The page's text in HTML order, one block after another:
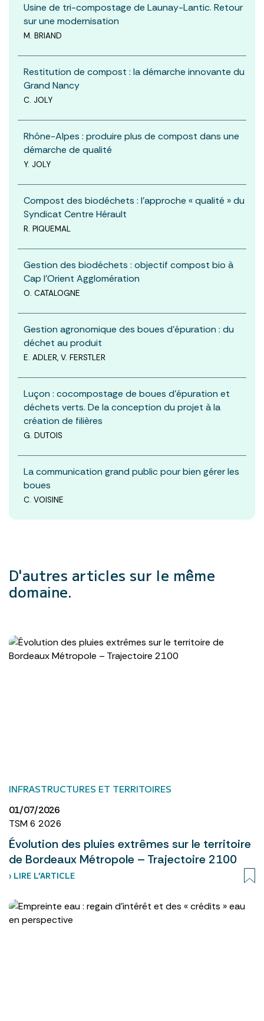
Usine de tri-compostage de Launay-Lantic. Retour
sur une modernisation
M. BRIAND
Restitution de compost : la démarche innovante du
Grand Nancy
C. JOLY
Rhône-Alpes : produire plus de compost dans une
démarche de qualité
Y. JOLY
Compost des biodéchets : l’approche « qualité » du
Syndicat Centre Hérault
R. PIQUEMAL
Gestion des biodéchets : objectif compost bio à
Cap l’Orient Agglomération
O. CATALOGNE
Gestion agronomique des boues d’épuration : du
déchet au produit
E. ADLER, V. FERSTLER
Luçon : cocompostage de boues d’épuration et
déchets verts. De la conception du projet à la
création de filières
G. DUTOIS
La communication grand public pour bien gérer les
boues
C. VOISINE
D'autres articles sur le même
domaine.
INFRASTRUCTURES ET TERRITOIRES
01/07/2026
TSM 6 2026
Évolution des pluies extrêmes sur le territoire
de Bordeaux Métropole – Trajectoire 2100
› LIRE L’ARTICLE